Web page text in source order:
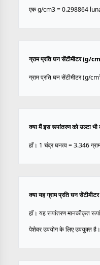
एक g/cm3 = 0.298864
ग्राम प्रति घन सेंटीमीटर (g/
ग्राम प्रति घन सेंटीमीटर (g/
क्या मैं इस रूपांतरण को उल्टा
हाँ। 1 चंद्र घनत्व = 3.346
क्या यह ग्राम प्रति घन
हाँ। यह रूपांतरण मानकीकृत
पेशेवर उपयोग के लिए उपयुक्त है।